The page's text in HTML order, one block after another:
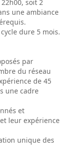
soit 2
une ambiance
dure 5 mois.
par
du réseau
de 45
une cadre
et
leur expérience
unique des